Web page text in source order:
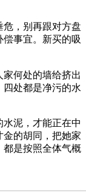
，别再跟对方盘
事宜。新买的吸
何处的墙给挤出
四处都是净污的水
泥，才能正在中
的胡同，把她家
都是按照全体气概